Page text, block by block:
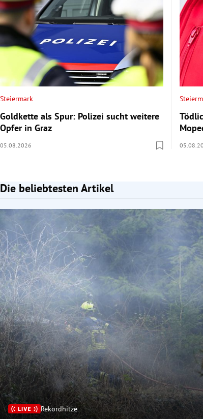
Steiermark
Goldkette als Spur: Polizei sucht weitere
Opfer in Graz
05.08.2026
Die beliebtesten Artikel
Slide 1 von 7
Rekordhitze